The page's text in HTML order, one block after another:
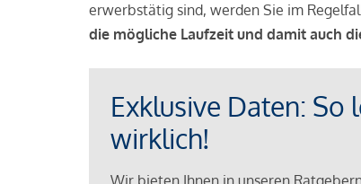
erwerbstätig sind, werden Sie im
die mögliche Laufzeit und damit auch
Exklusive Daten:
wirklich!